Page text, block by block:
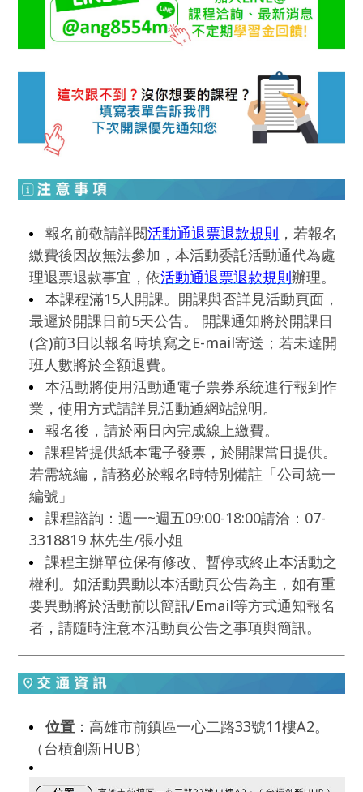
報名前敬請詳閱活動通退票退款規則 ，若報名
繳費後因故無法參加，本活動委託活動通代為處
理退票退款事宜，依活動通退票退款規則辦理。
本課程滿15人開課。開課與否詳見活動頁面，
最遲於開課日前5天公告。 開課通知將於開課日
(含)前3日以報名時填寫之E-mail寄送；若未達開
班人數將於全額退費。
本活動將使用活動通電子票券系統進行報到作
業，使用方式請詳見活動通網站說明。
報名後，請於兩日內完成線上繳費。
課程皆提供紙本電子發票，於開課當日提供。
若需統編，請務必於報名時特別備註「公司統一
編號」
課程諮詢：週一~週五09:00-18:00請洽：07-
3318819 林先生/張小姐
課程主辦單位保有修改、暫停或終止本活動之
權利。如活動異動以本活動頁公告為主，如有重
要異動將於活動前以簡訊/Email等方式通知報名
者，請隨時注意本活動頁公告之事項與簡訊。
位置 ：高雄市前鎮區一心二路33號11樓A2。
（台槓創新HUB）